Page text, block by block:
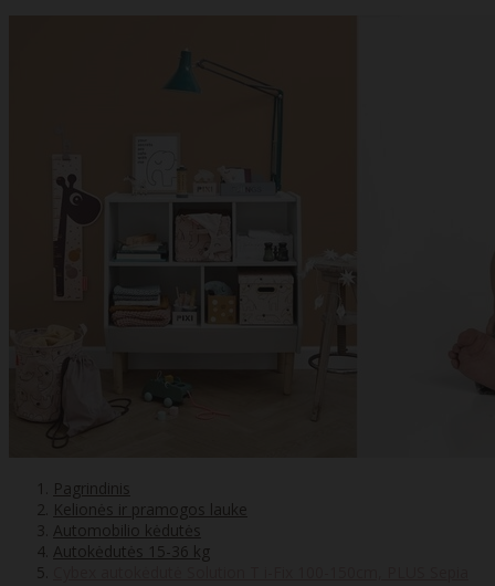
Pagrindinis
Kelionės ir pramogos lauke
Automobilio kėdutės
Autokėdutės 15-36 kg